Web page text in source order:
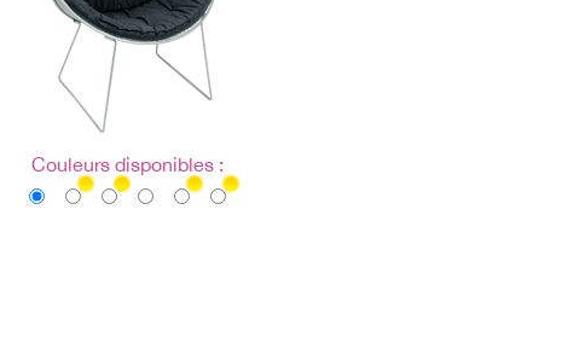
Couleurs disponibles :